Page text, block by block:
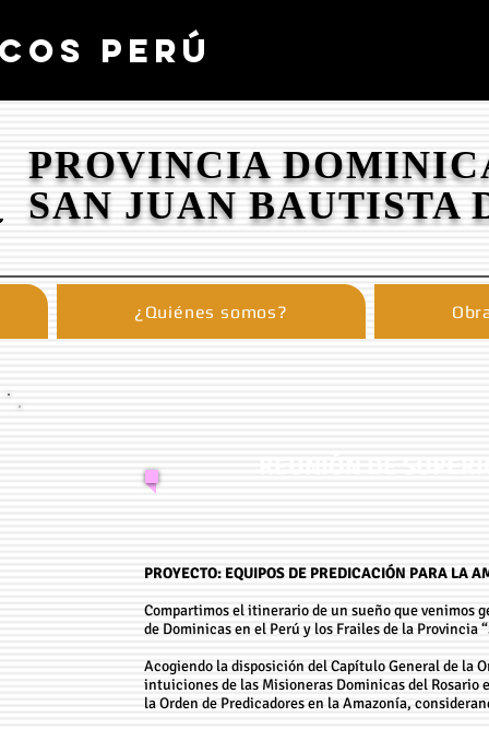
PERÚ
PROVINCIA
SAN JUAN BAUTISTA
¿Quiénes somos?
PROYECTO: EQUIPOS DE PREDICACIÓN PARA LA
Compartimos el itinerario de un sueño que venimos
de Dominicas en el Perú y los Frailes de la Provincia
Acogiendo la disposición del Capítulo General de la
intuiciones de las Misioneras Dominicas del Rosario
la Orden de Predicadores en la Amazonía,